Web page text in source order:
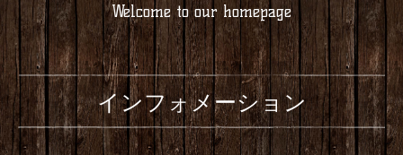
Welcome to our homepage
インフォメーション